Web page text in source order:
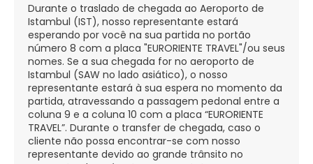
Durante o traslado de chegada ao Aeroporto de
Istambul (IST), nosso representante estará
esperando por você na sua partida no portão
número 8 com a placa "EURORIENTE TRAVEL"/ou seus
nomes. Se a sua chegada for no aeroporto de
Istambul (SAW no lado asiático), o nosso
representante estará à sua espera no momento da
partida, atravessando a passagem pedonal entre a
coluna 9 e a coluna 10 com a placa “EURORIENTE
TRAVEL”. Durante o transfer de chegada, caso o
cliente não possa encontrar-se com nosso
representante devido ao grande trânsito no